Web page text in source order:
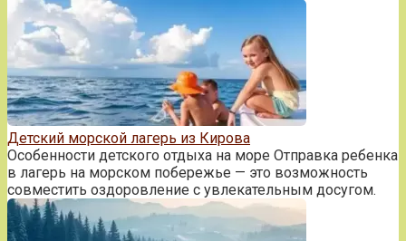
Детский морской лагерь из Кирова
Особенности детского отдыха на море Отправка ребенка
в лагерь на морском побережье — это возможность
совместить оздоровление с увлекательным досугом.